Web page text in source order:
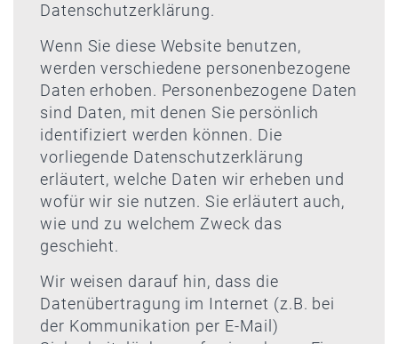
Datenschutzerklärung.
Wenn Sie diese Website benutzen,
werden verschiedene personenbezogene
Daten erhoben. Personenbezogene Daten
sind Daten, mit denen Sie persönlich
identifiziert werden können. Die
vorliegende Datenschutzerklärung
erläutert, welche Daten wir erheben und
wofür wir sie nutzen. Sie erläutert auch,
wie und zu welchem Zweck das
geschieht.
Wir weisen darauf hin, dass die
Datenübertragung im Internet (z.B. bei
der Kommunikation per E-Mail)